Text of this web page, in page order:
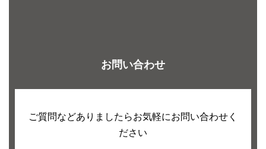
お問い合わせ
ご質問などありましたらお気軽にお問い合わせく
ださい